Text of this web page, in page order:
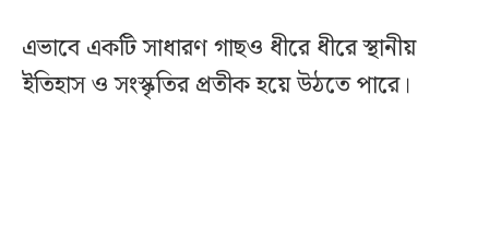
এভাবে একটি সাধারণ গাছও ধীরে ধীরে স্থানীয়
ইতিহাস ও সংস্কৃতির প্রতীক হয়ে উঠতে পারে।